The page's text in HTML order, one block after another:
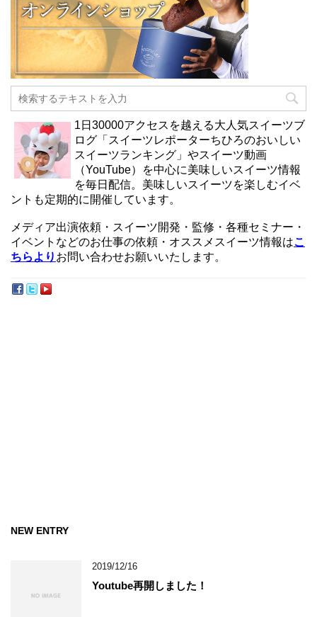
1日30000アクセスを越える大人気スイーツブ
ログ「スイーツレポーターちひろのおいしい
スイーツランキング」やスイーツ動画
（YouTube）を中心に美味しいスイーツ情報
を毎日配信。美味しいスイーツを楽しむイベ
ントも定期的に開催しています。
メディア出演依頼・スイーツ開発・監修・各種セミナー・
イベントなどのお仕事の依頼・オススメスイーツ情報はこ
ちらより お問い合わせお願いいたします。
NEW ENTRY
2019/12/16
Youtube再開しました！